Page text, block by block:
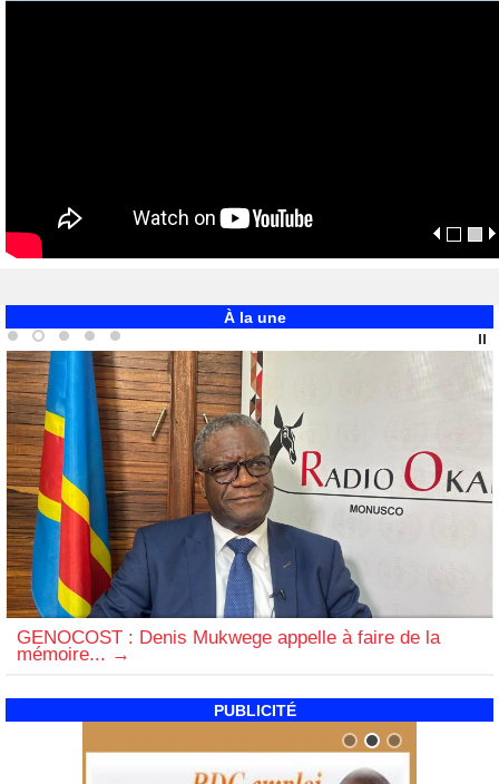
À la une
GENOCOST : Denis Mukwege appelle à faire de la
mémoire...
PUBLICITÉ